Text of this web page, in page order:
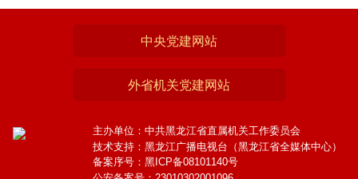
中央党建网站
外省机关党建网站
主办单位：中共黑龙江省直属机关工作委员会
技术支持：黑龙江广播电视台（黑龙江省全媒体中心）
备案序号：黑ICP备08101140号